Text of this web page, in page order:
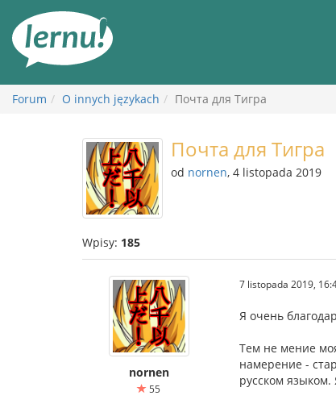
Forum O innych językach Почта для Тигра
Почта для Тигра
od nornen, 4 listopada 2019
Wpisy: 185
nornen
55
7 listopada 2019,
Я очень
Тем не мение
намерение -
русском